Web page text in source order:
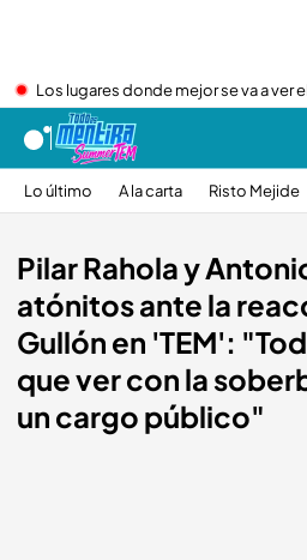
Los lugares donde mejor se va a ver
Lo último A la carta Risto Mejide
Pilar Rahola y
atónitos ante la
Gullón en 'TEM':
que ver con la
un cargo público"